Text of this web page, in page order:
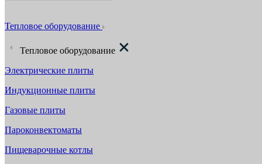
Тепловое оборудование
Тепловое оборудование
Электрические плиты
Индукционные плиты
Газовые плиты
Пароконвектоматы
Пищеварочные котлы